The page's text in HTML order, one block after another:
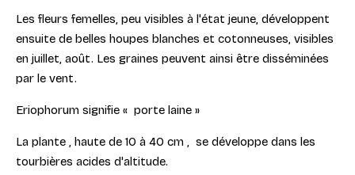
Les fleurs femelles, peu visibles à l'état jeune, développent
ensuite de belles houpes blanches et cotonneuses, visibles
en juillet, août. Les graines peuvent ainsi être disséminées
par le vent.
Eriophorum signifie « porte laine »
La plante , haute de 10 à 40 cm , se développe dans les
tourbières acides d'altitude.